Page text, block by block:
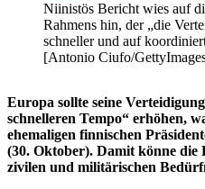
Niinistös Bericht wies auf
Rahmens hin, der „die
schneller und auf
[Antonio Ciufo/
Europa sollte seine
schnelleren Tempo“ erhöhen,
ehemaligen finnischen
(30. Oktober). Damit könne die
zivilen und militärischen